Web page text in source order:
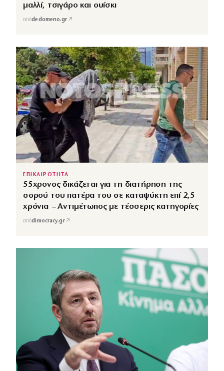
μαλλί, τσιγάρο και ουίσκι
απόdedomeno.gr ↗
ΕΠΙΚΑΙΡΟΤΗΤΑ
55χρονος δικάζεται για τη διατήρηση της
σορού του πατέρα του σε καταψύκτη επί 2,5
χρόνια – Αντιμέτωπος με τέσσερις κατηγορίες
απόdimocracy.gr↗